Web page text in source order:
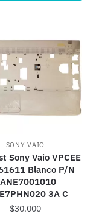
SONY VAIO
Sony Vaio VPCEE
Blanco P/N
3A C
$30.000